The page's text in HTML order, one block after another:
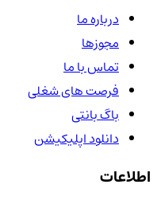
درباره ما
مجوزها
تماس با ما
فرصت های شغلی
باگ بانتی
دانلود اپلیکیشن
اطلاعات